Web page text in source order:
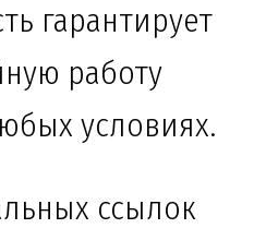
гарантирует
работу
условиях.
ссылок